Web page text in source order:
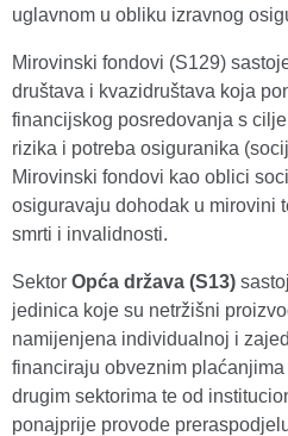
uglavnom u obliku izravnog
Mirovinski fondovi (S129)
društava i kvazidruštava koja
financijskog posredovanja s
rizika i potreba osiguranika
Mirovinski fondovi kao oblici
osiguravaju dohodak u mirovini
smrti i invalidnosti.
Sektor Opća država (S13)
jedinica koje su netržišni
namijenjena individualnoj i
financiraju obveznim
drugim sektorima te od
ponajprije provode